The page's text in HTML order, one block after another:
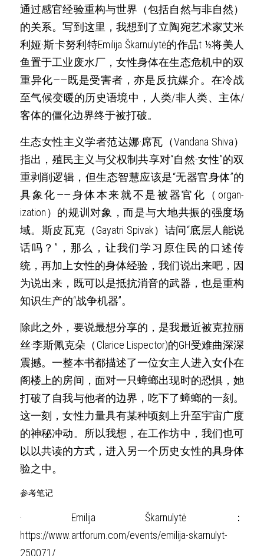
通过感官经验重构与世界（包括自然与非自然）
的关系。写到这里，我想到了立陶宛艺术家艾米
利娅·斯卡努利特Emilija Škarnulytė的作品t ½将美人
鱼置于工业废水厂，女性身体在生态危机中的双
重异化——既是受害者，亦是反抗媒介。在冷战
至气候变暖的历史语境中，人类/非人类、主体/
客体的僵化边界终于被打破。
生态女性主义学者范达娜·席瓦（Vandana Shiva）
指出，殖民主义与父权制共享对“自然-女性”的双
重剥削逻辑，但生态智慧应该是“无器官身体”的
具象化——身体本来就不是被器官化（organ-
ization）的规训对象，而是与大地共振的强度场
域。斯皮瓦克（Gayatri Spivak）诘问“底层人能说
话吗？”，那么，让我们学习原住民的口述传
统，再加上女性的身体经验，我们说出来吧，因
为说出来，既可以是抵抗消音的武器，也是重构
知识生产的“战争机器”。
除此之外，要说最想分享的，是我最近被克拉丽
丝·李斯佩克朵（Clarice Lispector)的GH受难曲深深
震撼。一整本书都描述了一位女主人进入女仆在
阁楼上的房间，面对一只蟑螂出现时的恐惧，她
打破了自我与他者的边界，吃下了蟑螂的一刻。
这一刻，女性力量具有某种顷刻上升至宇宙广度
的神秘冲动。所以我想，在工作坊中，我们也可
以以共读的方式，进入另一个历史女性的具身体
验之中。
参考笔记
· Emilija Škarnulytė：
https://www.artforum.com/events/emilija-skarnulyt-
250071/